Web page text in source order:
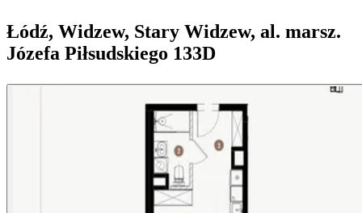
Łódź, Widzew, Stary Widzew, al. marsz.
Józefa Piłsudskiego 133D